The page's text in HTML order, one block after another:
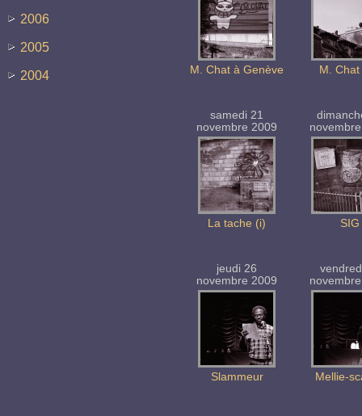
2006
2005
2004
M. Chat à Genève M.
samedi 21
novembre 2009
La tache (i) SIG
jeudi 26
novembre 2009
Slammeur Mellie-